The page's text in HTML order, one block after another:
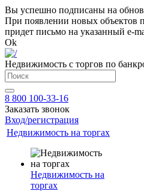
Вы успешно подписаны на
При появлении новых
придет письмо на указанный e-
Ok
Недвижимость с торгов по
8 800 100-33-16
Заказать звонок
Вход/регистрация
Недвижимость на торгах
Недвижимость на
торгах